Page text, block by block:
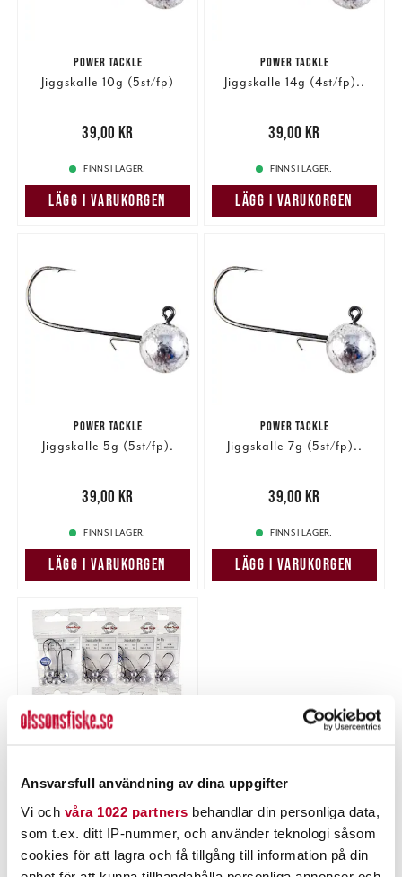
Ansvarsfull användning av dina uppgifter
Vi och våra 1022 partners behandlar din personliga data,
som t.ex. ditt IP-nummer, och använder teknologi såsom
cookies för att lagra och få tillgång till information på din
POWER TACKLE
Jiggskalle 10g (5st/fp)
39,00 kr
39,00 kr
FINNS I LAGER.
LÄGG I VARUKORGEN
POWER TACKLE
Jiggskalle 14g (4st/fp)..
39,00 kr
39,00 kr
FINNS I LAGER.
LÄGG I VARUKORGEN
POWER TACKLE
Jiggskalle 5g (5st/fp).
39,00 kr
39,00 kr
FINNS I LAGER.
LÄGG I VARUKORGEN
POWER TACKLE
Jiggskalle 7g (5st/fp)..
39,00 kr
39,00 kr
FINNS I LAGER.
LÄGG I VARUKORGEN
POWER TACKLE
Power Tackle Jigghuvud
paket 38st skallar.
Nuvarande pris:
239,00 krTidigare pris :
239,00 kr
312,00 kr